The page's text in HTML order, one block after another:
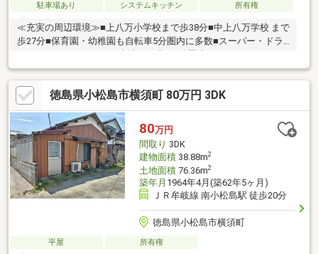
駐車場あり
システムキッチン 所有権
≪充実の周辺環境≫■上八万小学校まで歩38分■中上八万学校 まで
歩27分■保育園・幼稚園も自転車5分圏内に多数■スーパー・ドラ
徳島県小松島市横須町 80万円 3DK
80万円
間取り 3DK
建物面積38.88m2
土地面積76.36m2
築年月 1964年4月(築62年5ヶ月)
ＪＲ牟岐線 南小松島駅 徒歩20分
徳島県小松島市横須町
平屋 所有権